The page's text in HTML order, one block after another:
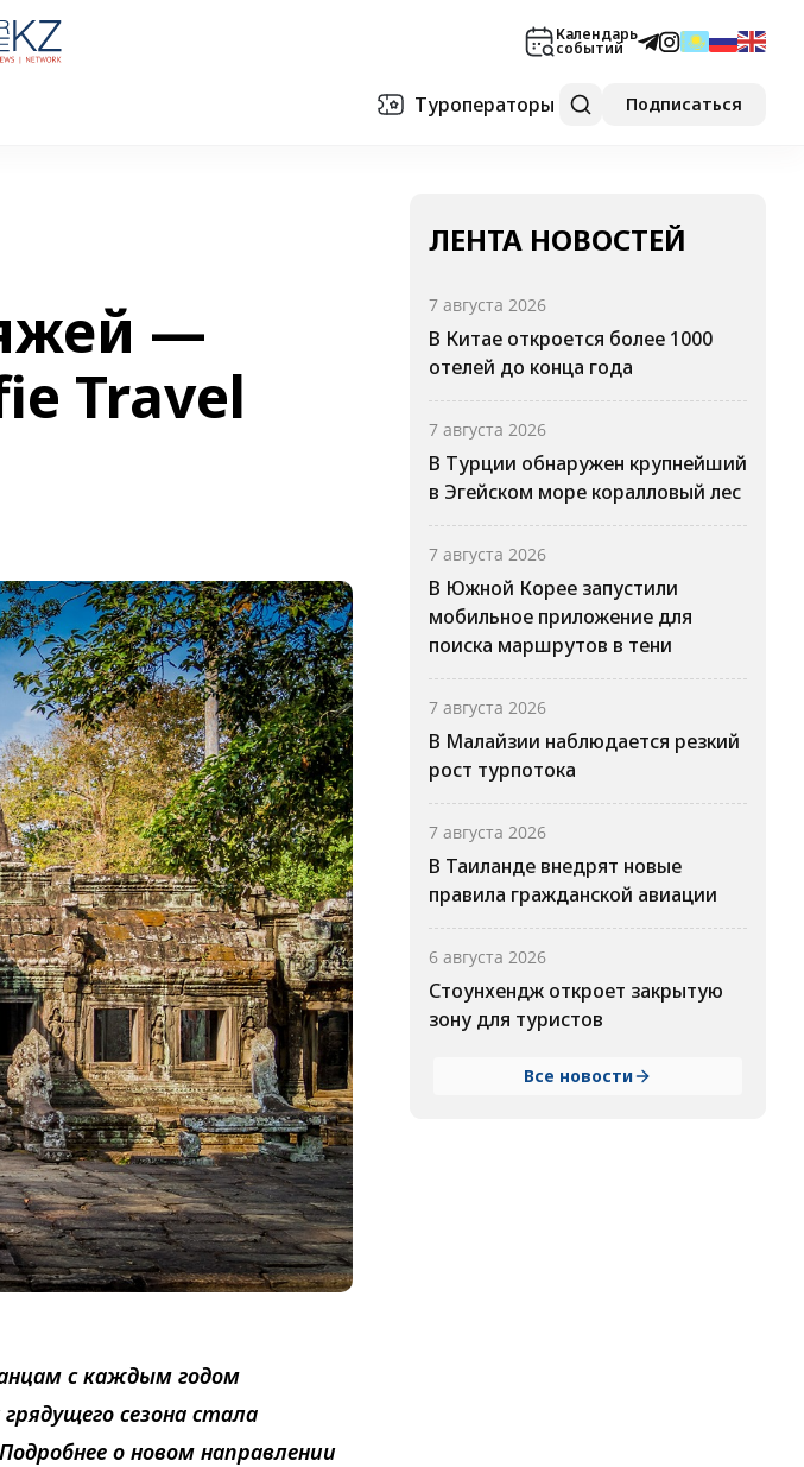
Календарь
событий
Туроператоры Подписаться
—
Travel
с каждым годом
сезона стала
о новом направлении
ЛЕНТА НОВОСТЕЙ
7 августа 2026
В Китае откроется более 1000
отелей до конца года
7 августа 2026
В Турции обнаружен крупнейший
в Эгейском море коралловый лес
7 августа 2026
В Южной Корее запустили
мобильное приложение для
поиска маршрутов в тени
7 августа 2026
В Малайзии наблюдается резкий
рост турпотока
7 августа 2026
В Таиланде внедрят новые
правила гражданской авиации
6 августа 2026
Стоунхендж откроет закрытую
зону для туристов
Все новости